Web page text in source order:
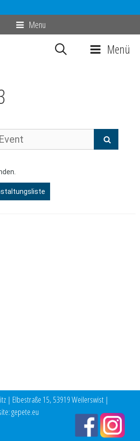
Menu
Menü
| Elbestraße 15, 53919 Weilerswist |
gepete.eu